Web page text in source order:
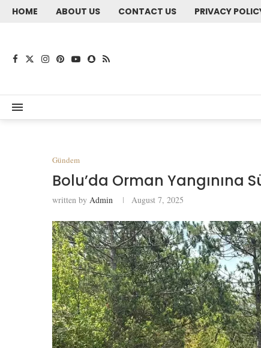
HOME ABOUT US CONTACT US PRIVACY
Gündem
Bolu’da Orman Yangınına
written by Admin August 7, 2025